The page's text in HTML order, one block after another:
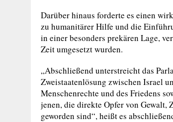
Darüber hinaus forderte es einen
zu humanitärer Hilfe und die
in einer besonders prekären Lage,
Zeit umgesetzt wurden.
„Abschließend unterstreicht das
Zweistaatenlösung zwischen Israel
Menschenrechte und des Friedens
jenen, die direkte Opfer von
geworden sind“, heißt es